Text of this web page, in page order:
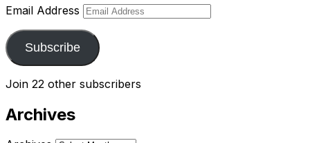
Email Address
Subscribe
Join 22 other subscribers
Archives